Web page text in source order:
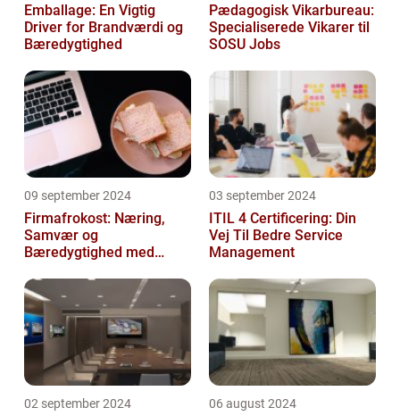
Emballage: En Vigtig
Driver for Brandværdi og
Bæredygtighed
Pædagogisk Vikarbureau:
Specialiserede Vikarer til
SOSU Jobs
09 september 2024
Firmafrokost: Næring,
Samvær og
Bæredygtighed med
03 september 2024
ITIL 4 Certificering: Din
Vej Til Bedre Service
Management
02 september 2024 06 august 2024